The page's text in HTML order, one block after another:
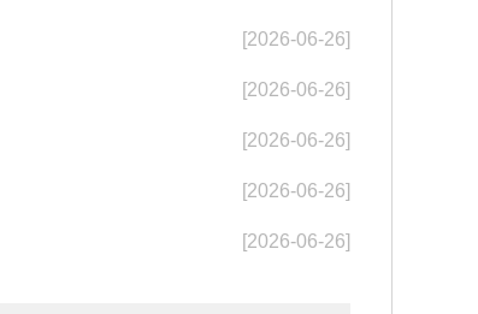
[2026-06-26]
[2026-06-26]
[2026-06-26]
[2026-06-26]
[2026-06-26]